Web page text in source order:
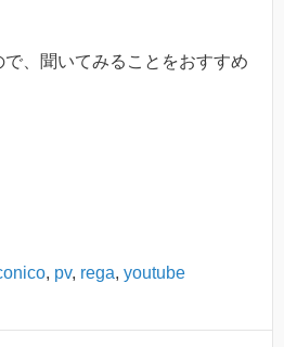
、聞いてみることをおすすめ
, pv, rega, youtube